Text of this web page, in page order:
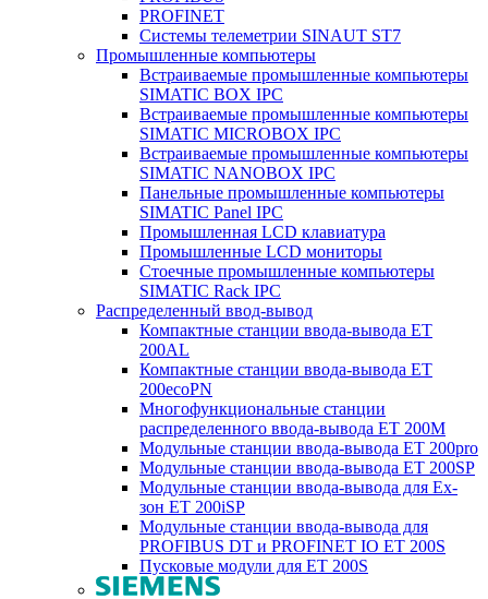
PROFINET
Системы телеметрии SINAUT ST7
Промышленные компьютеры
Встраиваемые промышленные компьютеры
SIMATIC BOX IPC
Встраиваемые промышленные компьютеры
SIMATIC MICROBOX IPC
Встраиваемые промышленные компьютеры
SIMATIC NANOBOX IPC
Панельные промышленные компьютеры
SIMATIC Panel IPC
Промышленная LCD клавиатура
Промышленные LCD мониторы
Стоечные промышленные компьютеры
SIMATIC Rack IPC
Распределенный ввод-вывод
Компактные станции ввода-вывода ET
200AL
Компактные станции ввода-вывода ET
200ecoPN
Многофункциональные станции
распределенного ввода-вывода ET 200M
Модульные станции ввода-вывода ET 200pro
Модульные станции ввода-вывода ET 200SP
Модульные станции ввода-вывода для Ex-
зон ET 200iSP
Модульные станции ввода-вывода для
PROFIBUS DT и PROFINET IO ET 200S
Пусковые модули для ET 200S